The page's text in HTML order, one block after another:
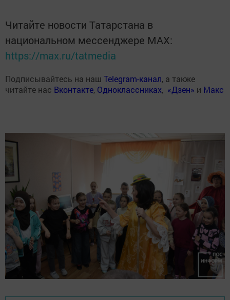
Читайте новости Татарстана в
национальном мессенджере MАХ:
https://max.ru/tatmedia
Подписывайтесь на наш Telegram-канал, а также
читайте нас Вконтакте, Одноклассниках, «Дзен» и Макс